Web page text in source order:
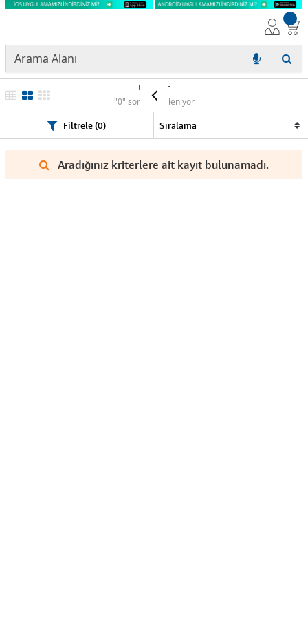
Ürünler
"0" sonuç listeleniyor
Filtrele (0)
Aradığınız kriterlere ait kayıt bulunamadı.